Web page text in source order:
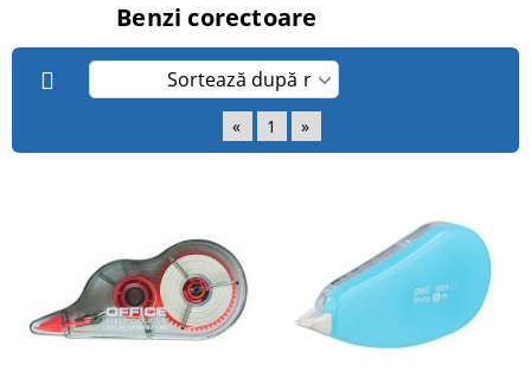
Benzi corectoare
« 1 »